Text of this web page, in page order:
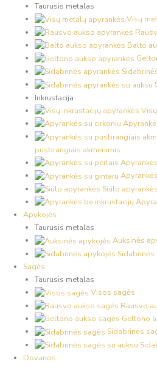
Taurusis metalas
Visų
Balto
Inkrustacija
pusbrangiais akmenimis
Siūlo apyrankės
Apykojės
Taurusis metalas
Auksinės
Sagės
Taurusis metalas
Visos sagės
Rausvo
Geltono
Sidabrinės
Dovanos